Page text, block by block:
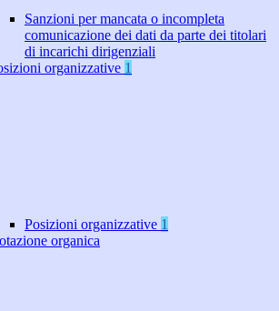
Sanzioni per mancata o incompleta
comunicazione dei dati da parte dei titolari
di incarichi dirigenziali
organizzative 1
Posizioni organizzative 1
organica